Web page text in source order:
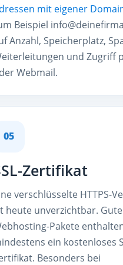
mit eigener
Beispiel
Anzahl, Speicherplatz,
und Zugriff
Webmail.
05
Zertifikat
verschlüsselte HTTPS-
heute unverzichtbar. Gute
Pakete
ein kostenloses
Besonders bei